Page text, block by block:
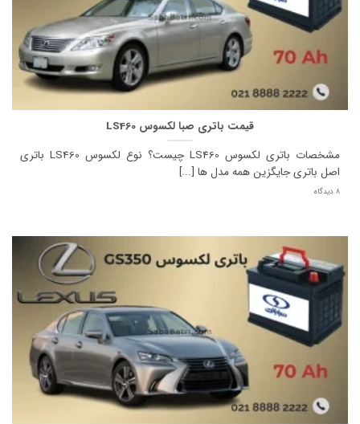
قیمت باتری صبا لکسوس LS460
مشخصات باتری لکسوس LS460 چیست؟ نوع لکسوس LS460 باتری
اصل باتری جایگزین همه مدل ها [...]
8 دیدگاه